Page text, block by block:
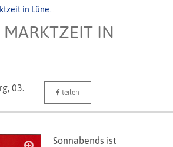
in Lüne...
IN
03.
teilen
Sonnabends ist